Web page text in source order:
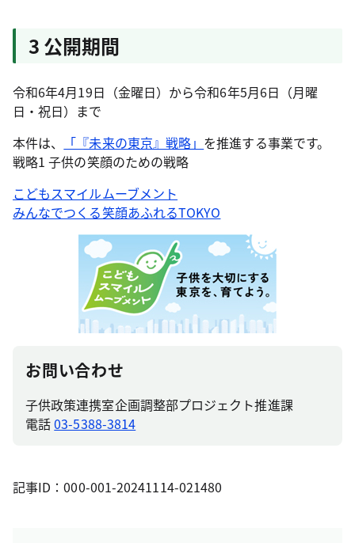
3 公開期間
令和6年4月19日（金曜日）から令和6年5月6日（月曜
日・祝日）まで
本件は、
「『未来の東京』戦略」 を推進する事業です。
戦略1 子供の笑顔のための戦略
こどもスマイルムーブメント
みんなでつくる笑顔あふれるTOKYO
お問い合わせ
子供政策連携室企画調整部プロジェクト推進課
電話03-5388-3814
記事ID：000-001-20241114-021480